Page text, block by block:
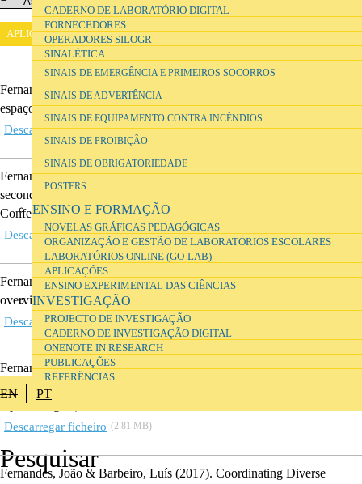
CADERNO DE LABORATÓRIO DIGITAL
FORNECEDORES
OPERADORES SILOGR
SINALÉTICA
SINAIS DE EMERGÊNCIA E PRIMEIROS SOCORROS
SINAIS DE ADVERTÊNCIA
SINAIS DE EQUIPAMENTO CONTRA INCÊNDIOS
SINAIS DE PROIBIÇÃO
SINAIS DE OBRIGATORIEDADE
POSTERS
ENSINO E FORMAÇÃO
NOVELAS GRÁFICAS PEDAGÓGICAS
ORGANIZAÇÃO E GESTÃO DE LABORATÓRIOS ESCOLARES
LABORATÓRIOS ONLINE (GO-LAB)
APLICAÇÕES
ENSINO EXPERIMENTAL DAS CIÊNCIAS
INVESTIGAÇÃO
PROJECTO DE INVESTIGAÇÃO
CADERNO DE INVESTIGAÇÃO DIGITAL
ONENOTE IN RESEARCH
PUBLICAÇÕES
REFERÊNCIAS
EN PT
Fernandes, J., & Teodoro, V. D.
espaços para o ensino das ciencias. Interacções , No. 13(44),
Descarregar ficheiro (6.71 MB)
Fernandes, João (2014). Analysing activities in the Portuguese
secondary schools science learning studios
Conference .
Descarregar ficheiro (2.36 MB)
Fernandes, João (2014). Systemic-Structural Activity Theory : An
overview of basic concepts
Descarregar ficheiro (7.43 MB)
Fernandes, João (2015). Estúdios de aprendizagem : espaços flexíveis
para aprendizagem activa
Aprendizagem).
Descarregar ficheiro (2.81 MB)
Fernandes, João & Barbeiro, Luís (2017). Coordinating Diverse